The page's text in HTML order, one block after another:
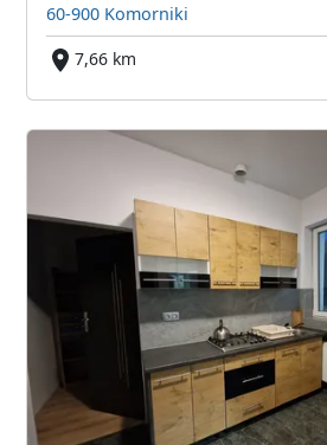
60-900 Komorniki
7,66 km